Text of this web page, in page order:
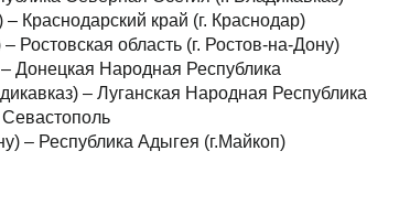
– Краснодарский край (г. Краснодар)
Ростовская область (г. Ростов-на-Дону)
– Донецкая Народная Республика
– Луганская Народная Республика
Севастополь
– Республика Адыгея (г.Майкоп)